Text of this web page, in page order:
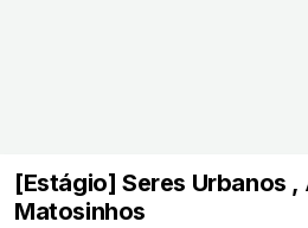
[Estágio] Seres Urbanos
Matosinhos